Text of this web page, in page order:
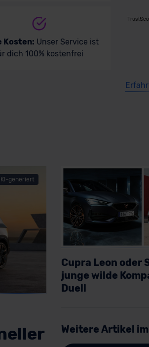
Kosten: Unser Service ist
dich 100% kostenfrei
KI-generiert
Cupra Leon oder
junge wilde
Duell
Weitere Artikel